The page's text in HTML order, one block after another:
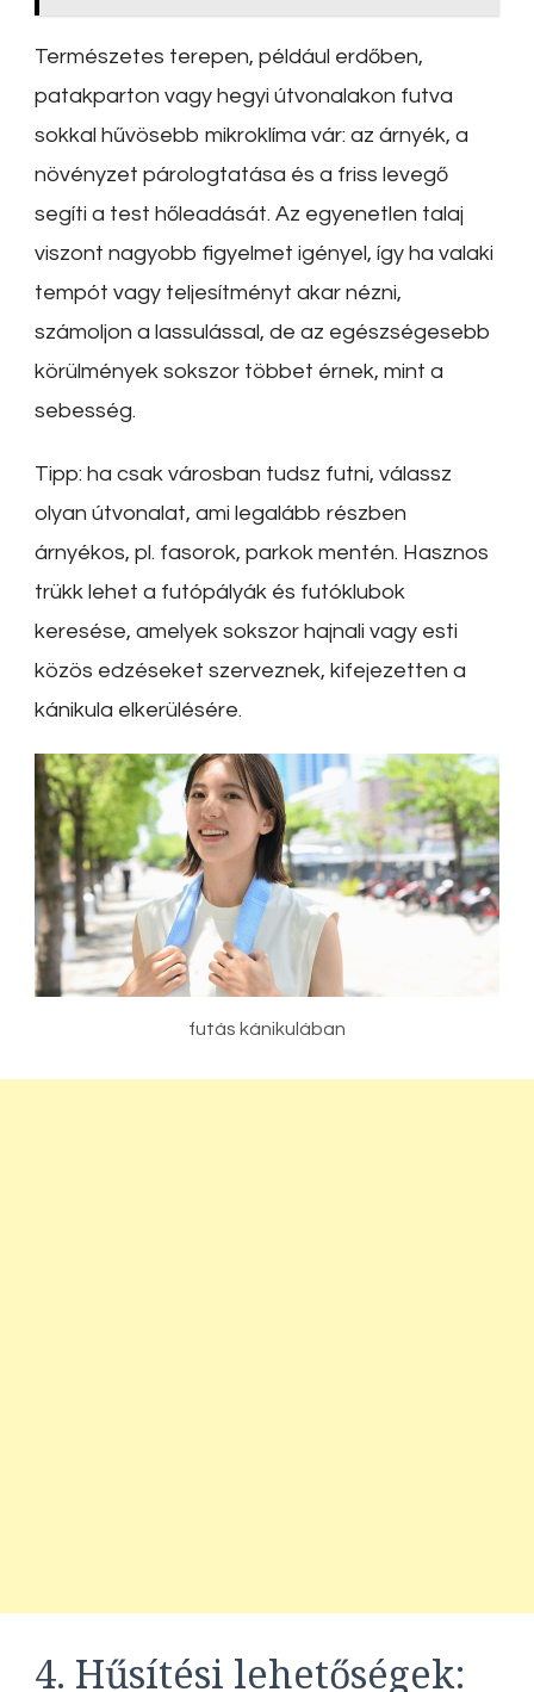
Természetes terepen, például erdőben,
patakparton vagy hegyi útvonalakon futva
sokkal hűvösebb mikroklíma vár: az árnyék, a
növényzet párologtatása és a friss levegő
segíti a test hőleadását. Az egyenetlen talaj
viszont nagyobb figyelmet igényel, így ha valaki
tempót vagy teljesítményt akar nézni,
számoljon a lassulással, de az egészségesebb
körülmények sokszor többet érnek, mint a
sebesség.
Tipp: ha csak városban tudsz futni, válassz
olyan útvonalat, ami legalább részben
árnyékos, pl. fasorok, parkok mentén. Hasznos
trükk lehet a futópályák és futóklubok
keresése, amelyek sokszor hajnali vagy esti
közös edzéseket szerveznek, kifejezetten a
kánikula elkerülésére.
futás kánikulában
4. Hűsítési lehetőségek: